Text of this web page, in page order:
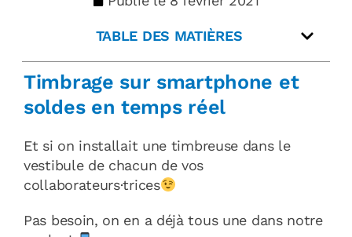
TABLE DES MATIÈRES
Timbrage sur smartphone et
soldes en temps réel
Et si on installait une timbreuse dans le
vestibule de chacun de vos
collaborateurs·trices
Pas besoin, on en a déjà tous une dans notre